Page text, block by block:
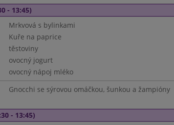
- 13:45)
Mrkvová s bylinkami
Kuře na paprice
těstoviny
ovocný jogurt
ovocný nápoj mléko
Gnocchi se sýrovou omáčkou, šunkou a žampióny
- 13:45)